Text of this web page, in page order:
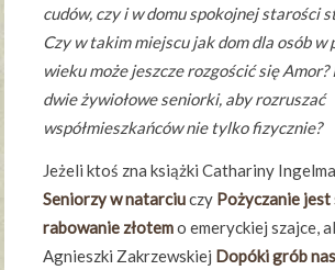
cudów, czy i w domu spokojnej starości
Czy w takim miejscu jak dom dla osób w
wieku może jeszcze rozgościć się
dwie żywiołowe seniorki, aby rozruszać
współmieszkańców nie tylko fizycznie?
Jeżeli ktoś zna książki Cathariny
Seniorzy w natarciuczy Pożyczanie jest
rabowanie złotemo emeryckiej szajce,
Agnieszki Zakrzewskiej Dopóki grób